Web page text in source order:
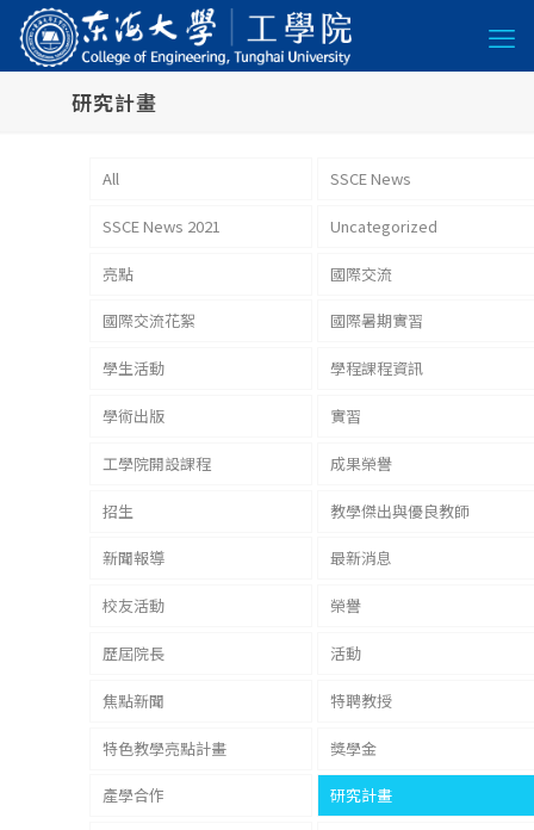
研究計畫
All SSCE News
SSCE News 2021 Uncategorized
亮點 國際交流
國際交流花絮 國際暑期實習
學生活動 學程課程資訊
學術出版 實習
工學院開設課程 成果榮譽
招生 教學傑出與優良教師
新聞報導 最新消息
校友活動 榮譽
歷屆院長 活動
焦點新聞 特聘教授
特色教學亮點計畫 獎學金
產學合作 研究計畫